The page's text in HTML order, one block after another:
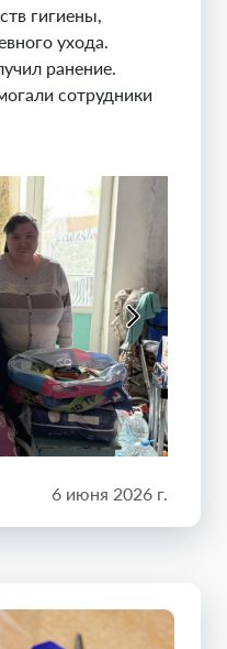
гигиены,
ухода.
ранение.
сотрудники
6 июня 2026 г.